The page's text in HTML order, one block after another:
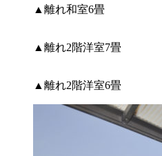
▲離れ和室6畳
▲離れ2階洋室7畳
▲離れ2階洋室6畳